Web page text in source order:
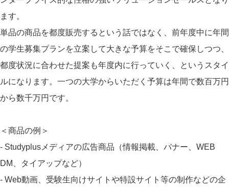
ます。
単品の商品を都度販売するという話ではなく、前年度中に年間
の学生募集プランを立案して大きな予算をそこで確保しつつ、
都度状況に合わせた提案も年度内に行っていく、というスタイ
ルになります。一つの大学からいただく予算は年間で数百万円
から数千万円です。
＜商品の例＞
- Studyplusメディアの広告商品（情報掲載、バナー、WEB
DM、タイアップなど）
- Web動画、受験生向けサイトや特設サイト等の制作などの企